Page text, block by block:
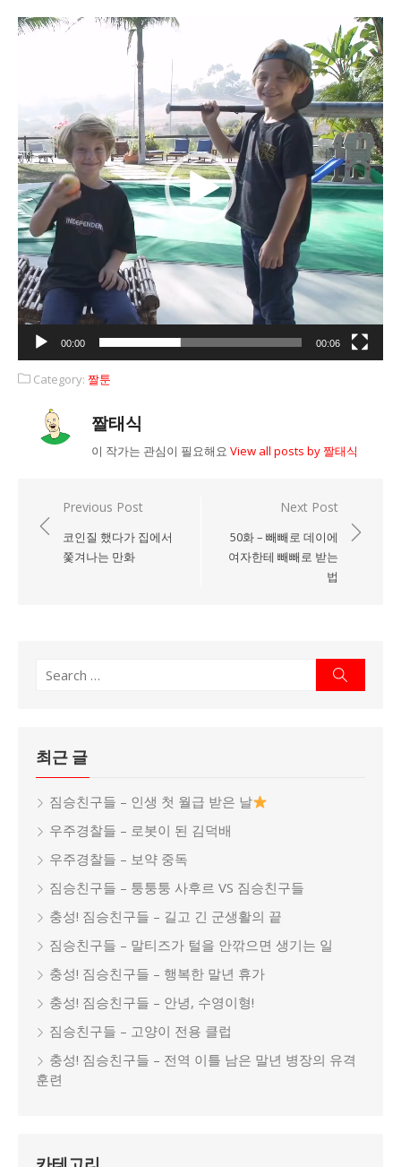
비
레
이
어
00:00 00:06
Category: 짤툰
짤태식
이 작가는 관심이 필요해요 View all posts by 짤태식
글
Previous Post
코인질 했다가 집에서
쫓겨나는 만화
Next Post
50화 – 빼빼로 데이에
여자한테 빼빼로 받는
법
Search
최근 글
짐승친구들 – 인생 첫 월급 받은 날
우주경찰들 – 로봇이 된 김덕배
우주경찰들 – 보약 중독
짐승친구들 – 퉁퉁퉁 사후르 VS 짐승친구들
충성! 짐승친구들 – 길고 긴 군생활의 끝
짐승친구들 – 말티즈가 털을 안깎으면 생기는 일
충성! 짐승친구들 – 행복한 말년 휴가
충성! 짐승친구들 – 안녕, 수영이형!
짐승친구들 – 고양이 전용 클럽
충성! 짐승친구들 – 전역 이틀 남은 말년 병장의 유격
훈련